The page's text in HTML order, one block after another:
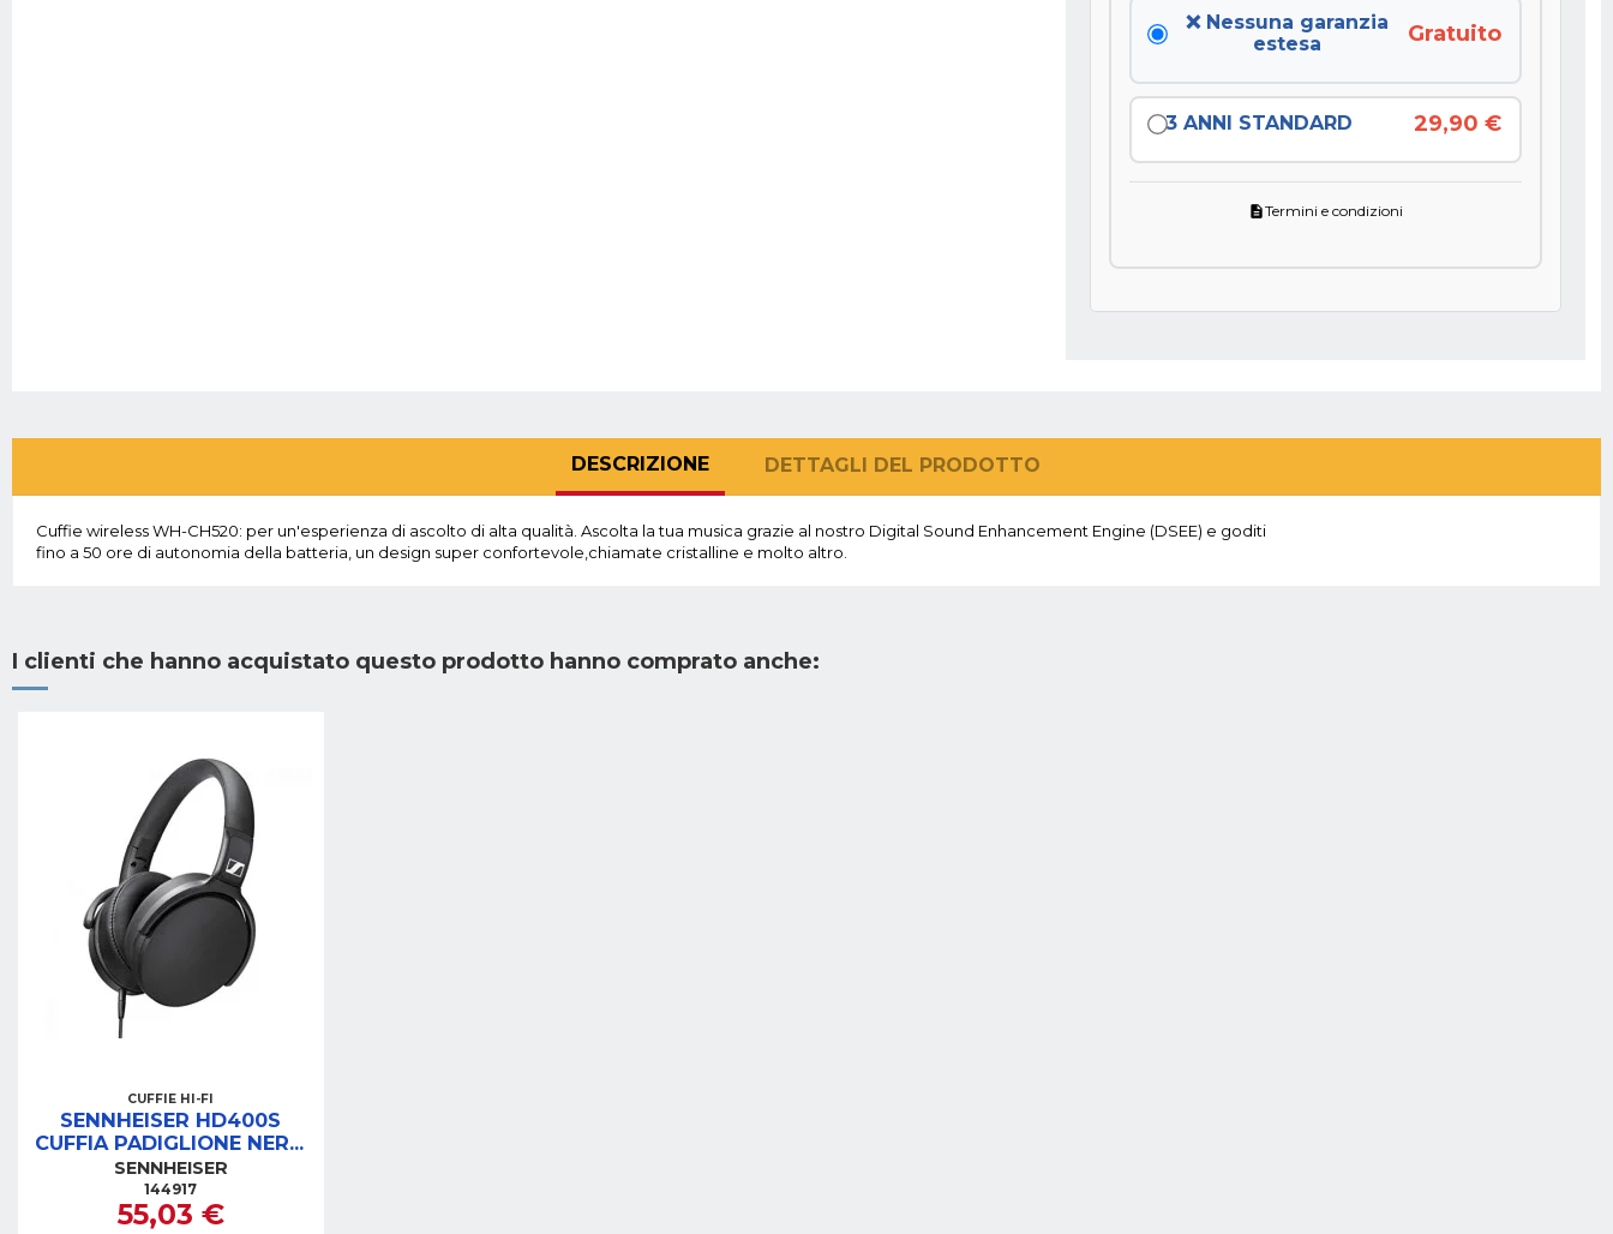
❌ Nessuna garanzia
estesa
Gratuito
3 ANNI STANDARD 29,90 €
descriptionTermini e condizioni
DESCRIZIONE DETTAGLI DEL PRODOTTO
Cuffie wireless WH-CH520: per un'esperienza di ascolto di alta qualità. Ascolta la tua musica grazie al nostro Digital Sound Enhancement Engine (DSEE) e goditi
fino a 50 ore di autonomia della batteria, un design super confortevole,chiamate cristalline e molto altro.
I clienti che hanno acquistato questo prodotto hanno comprato anche:
CUFFIE HI-FI
SENNHEISER HD400S
CUFFIA PADIGLIONE NERO
JACK 3,5"
SENNHEISER
144917
55,03 €